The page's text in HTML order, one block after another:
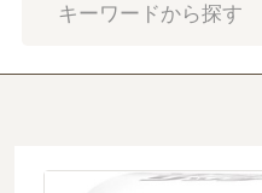
キーワードから探す